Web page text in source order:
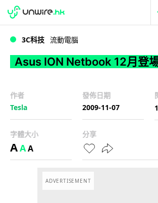
Asus ION Netbook 12月登場
WWDC 2026
3C科技 流動電腦
Asus ION Netbook 12月登
作者
Tesla
發佈日期
2009-11-07
字體大小
AAA
分享
ADVERTISEMENT